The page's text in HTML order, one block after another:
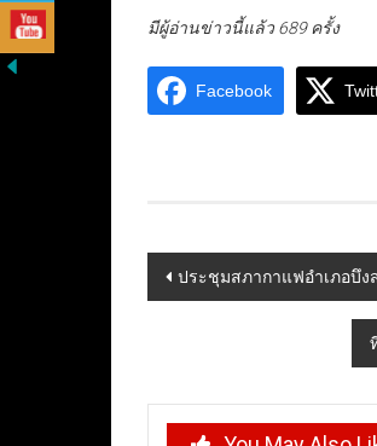
มีผู้อ่านข่าวนี้แล้ว 689 ครั้ง
Facebook
Post
ประชุมสภากาแฟอำเภอบึง